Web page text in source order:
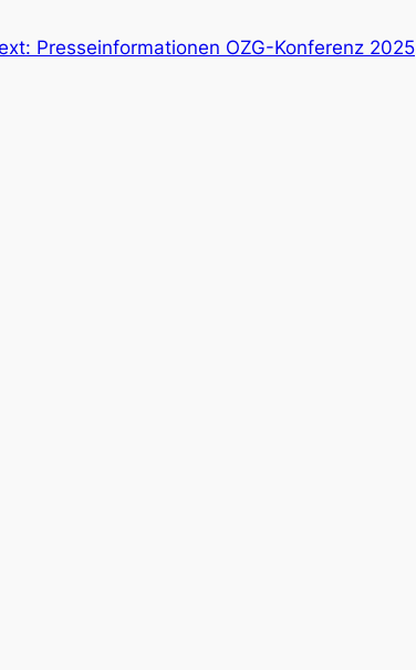
Presseinformationen OZG-Konferenz 2025